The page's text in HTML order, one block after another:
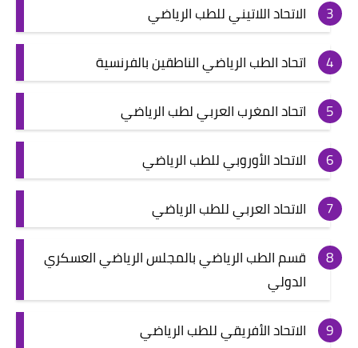
الاتحاد اللاتيني للطب الرياضي
اتحاد الطب الرياضي الناطقين بالفرنسية
اتحاد المغرب العربي لطب الرياضي
الاتحاد الأوروبي للطب الرياضي
الاتحاد العربي للطب الرياضي
قسم الطب الرياضي بالمجلس الرياضي العسكري
الدولي
الاتحاد الأفريقي للطب الرياضي